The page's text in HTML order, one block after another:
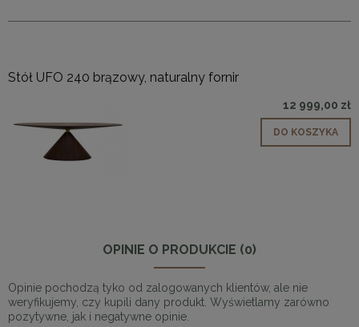
Stół UFO 240 brązowy, naturalny fornir
12 999,00 zł
DO KOSZYKA
OPINIE O PRODUKCIE (0)
Opinie pochodzą tyko od zalogowanych klientów, ale nie
weryfikujemy, czy kupili dany produkt. Wyświetlamy zarówno
pozytywne, jak i negatywne opinie.